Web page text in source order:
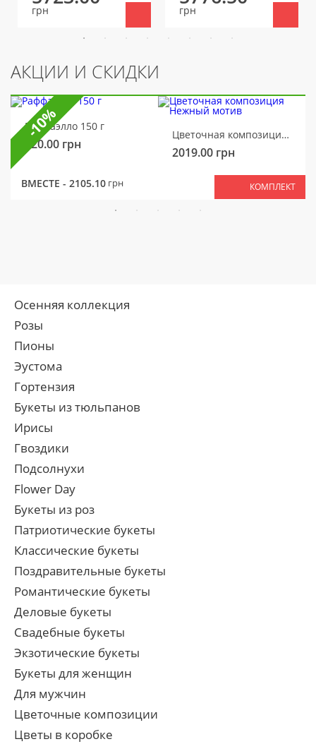
грн грн
АКЦИИ И СКИДКИ
Раффаэлло 150 г
320.00 грн
Цветочная композиция Нежный мотив
2019.00 грн
ВМЕСТЕ - 2105.10 грн КОМПЛЕКТ
-10%
Осенняя коллекция
Розы
Пионы
Эустома
Гортензия
Букеты из тюльпанов
Ирисы
Гвоздики
Подсолнухи
Flower Day
Букеты из роз
Патриотические букеты
Классические букеты
Поздравительные букеты
Романтические букеты
Деловые букеты
Свадебные букеты
Экзотические букеты
Букеты для женщин
Для мужчин
Цветочные композиции
Цветы в коробке